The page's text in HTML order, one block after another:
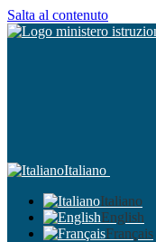
Salta al contenuto
Italiano
Italiano
English
Français